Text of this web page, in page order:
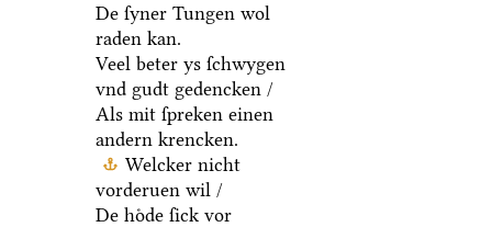
De ſyner Tungen wol
raden kan.
Veel beter ys ſchwygen
vnd gudt gedencken /
Als mit ſpreken einen
andern krencken.
Welcker nicht
vorderuen wil /
De hoͤde ſick vor